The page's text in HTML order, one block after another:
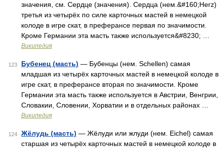
значения, см. Сердце (значения). Сердца (нем.&#160;Herz)
третья из четырёх по силе карточных мастей в немецкой
колоде в игре скат, в преферансе первая по значимости.
Кроме Германии эта масть также используется&#8230; …
Википедия
123 Бубенец (масть) — Бубенцы (нем. Schellen) самая
младшая из четырёх карточных мастей в немецкой колоде в
игре скат, в преферансе вторая по значимости. Кроме
Германии эта масть также используется в Австрии, Венгрии,
Словакии, Словении, Хорватии и в отдельных районах …
Википедия
124 Жёлудь (масть) — Жёлуди или жлуди (нем. Eichel) самая
старшая из четырёх карточных мастей в немецкой колоде в